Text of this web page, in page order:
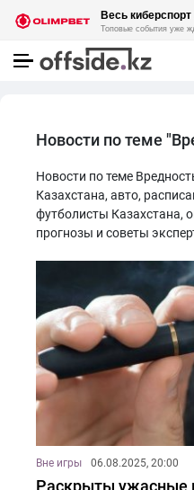
Новости по теме
Новости по теме
Казахстана, авто,
футболисты Казахстана,
прогнозы и советы
Вне игры 06.08.2025, 20:00
Раскрыты ужасные